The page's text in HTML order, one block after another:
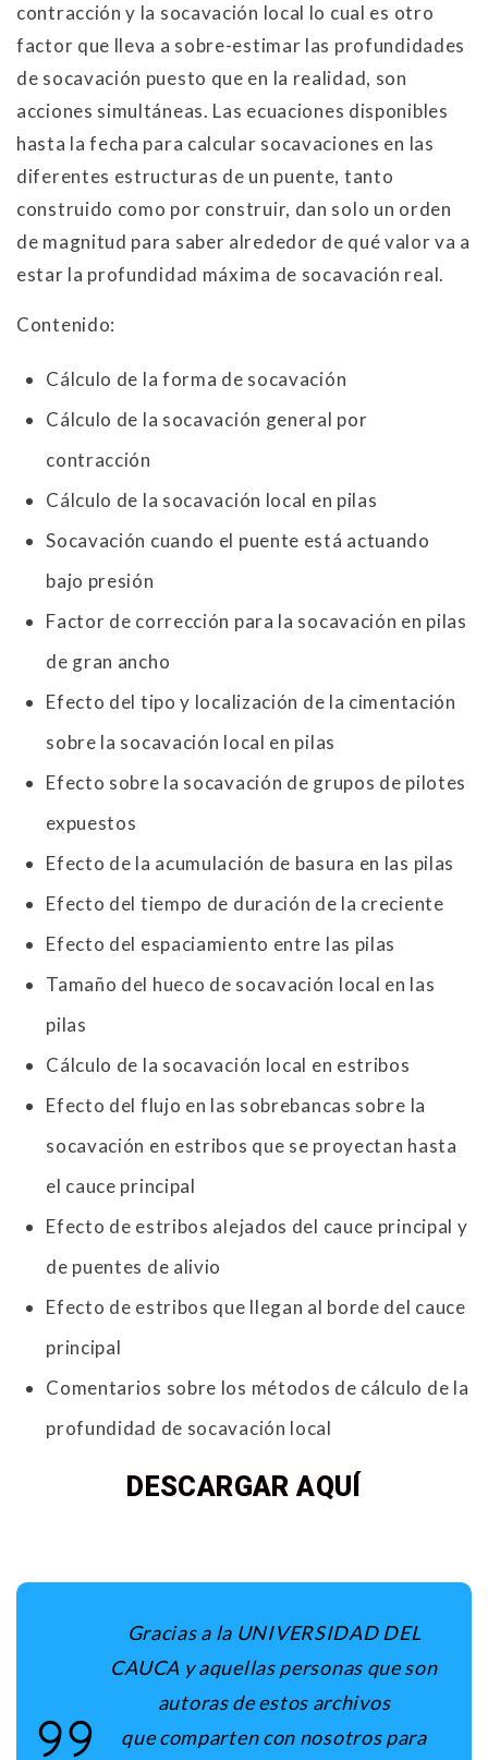
contracción y la socavación local lo cual es otro
factor que lleva a sobre-estimar las profundidades
de socavación puesto que en la realidad, son
acciones simultáneas. Las ecuaciones disponibles
hasta la fecha para calcular socavaciones en las
diferentes estructuras de un puente, tanto
construido como por construir, dan solo un orden
de magnitud para saber alrededor de qué valor va a
estar la profundidad máxima de socavación real.
Contenido:
Cálculo de la forma de socavación
Cálculo de la socavación general por
contracción
Cálculo de la socavación local en pilas
Socavación cuando el puente está actuando
bajo presión
Factor de corrección para la socavación en pilas
de gran ancho
Efecto del tipo y localización de la cimentación
sobre la socavación local en pilas
Efecto sobre la socavación de grupos de pilotes
expuestos
Efecto de la acumulación de basura en las pilas
Efecto del tiempo de duración de la creciente
Efecto del espaciamiento entre las pilas
Tamaño del hueco de socavación local en las
pilas
Cálculo de la socavación local en estribos
Efecto del flujo en las sobrebancas sobre la
socavación en estribos que se proyectan hasta
el cauce principal
Efecto de estribos alejados del cauce principal y
de puentes de alivio
Efecto de estribos que llegan al borde del cauce
principal
Comentarios sobre los métodos de cálculo de la
profundidad de socavación local
DESCARGAR AQUÍ
Gracias a la UNIVERSIDAD DEL
CAUCA y aquellas personas que son
autoras de estos archivos
que comparten con nosotros para